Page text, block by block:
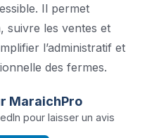
Il permet
suivre les ventes et
l’administratif et
des fermes.
MaraichPro
pour laisser un avis